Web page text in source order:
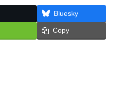
Bluesky
Copy